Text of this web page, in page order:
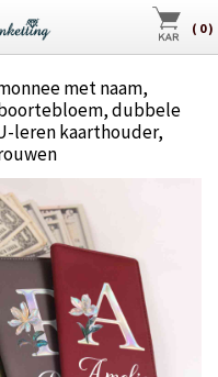
( 0)
met naam,
dubbele
leren kaarthouder,